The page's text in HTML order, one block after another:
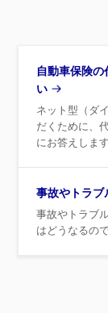
自動車保険
い
ネット型（ダ
だくために、
にお答えします
事故やトラブ
事故やトラブ
はどうなるの